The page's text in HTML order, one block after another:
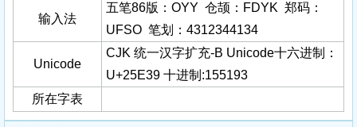
输入法
五笔86版：OYY 仓颉：FDYK 郑码：
UFSO 笔划：4312344134
Unicode
CJK 统一汉字扩充-B Unicode十六进制：
U+25E39 十进制:155193
所在字表